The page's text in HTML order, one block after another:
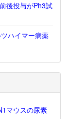
後投与がPh3試
ハイマー病薬
マウスの尿素